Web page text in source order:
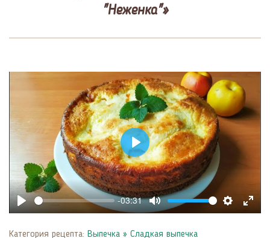
"Неженка"»
Play
-03:31
Mute
Settings
Enter
Play
Категория рецепта: Выпечка » Сладкая выпечка